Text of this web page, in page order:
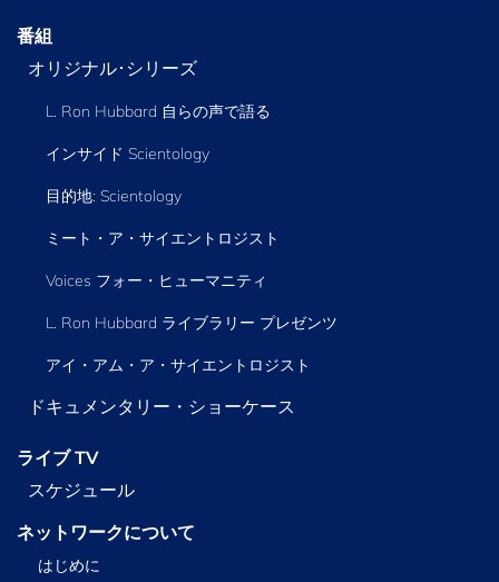
番組
オリジナル･シリーズ
L. Ron Hubbard 自らの声で語る
インサイド Scientology
目的地: Scientology
ミート・ア・サイエントロジスト
Voices フォー・ヒューマニティ
L. Ron Hubbard ライブラリー プレゼンツ
アイ・アム・ア・サイエントロジスト
ドキュメンタリー・ショーケース
ライブ TV
スケジュール
ネットワークについて
はじめに